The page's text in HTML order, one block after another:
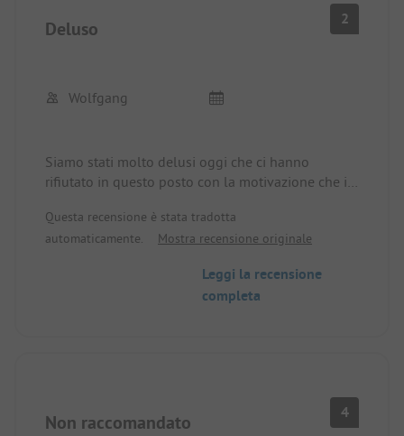
Deluso 2
Wolfgang
Siamo stati molto delusi oggi che ci hanno
rifiutato in questo posto con la motivazione che in
nel campeggio. Qui abbiamo trascorso tre
bellissime vacanze e non riusciamo a capire
web dell'ADAC nel 2023 indica ancora 142
piazzole. Wolfgang Brossart
Questa recensione è stata tradotta
automaticamente.
Mostra recensione originale
Leggi la recensione
completa
Non raccomandato 4